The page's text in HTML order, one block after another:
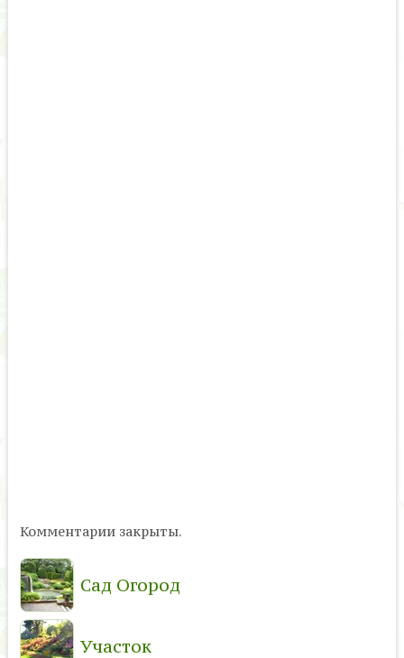
Комментарии закрыты.
Сад Огород
Участок